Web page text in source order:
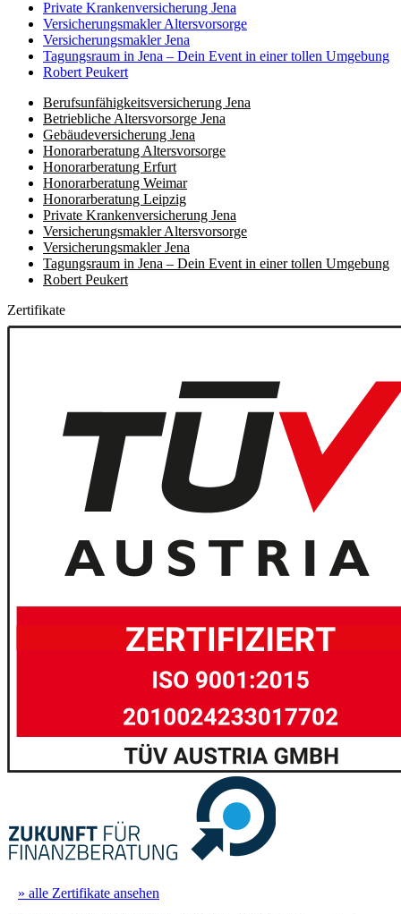
Private Kranken­­versicherung Jena
Versicherungsmakler Altersvorsorge
Versicherungs­makler Jena
Tagungsraum in Jena – Dein Event in einer tollen Umgebung
Robert Peukert
Berufs­unfähigkeits­­versicherung Jena
Betriebliche Altersvorsorge Jena
Gebäudeversicherung Jena
Honorar­beratung Altersvorsorge
Honorar­beratung Erfurt
Honorar­beratung Weimar
Honorarberatung Leipzig
Private Kranken­­versicherung Jena
Versicherungsmakler Altersvorsorge
Versicherungs­makler Jena
Tagungsraum in Jena – Dein Event in einer tollen Umgebung
Robert Peukert
Zertifikate
» alle Zertifikate ansehen